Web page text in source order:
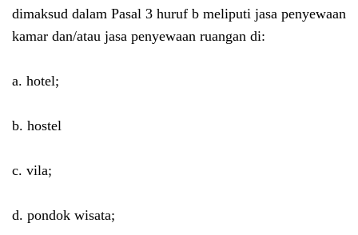
dimaksud dalam Pasal 3 huruf b meliputi jasa penyewaan
kamar dan/atau jasa penyewaan ruangan di:
a. hotel;
b. hostel
c. vila;
d. pondok wisata;